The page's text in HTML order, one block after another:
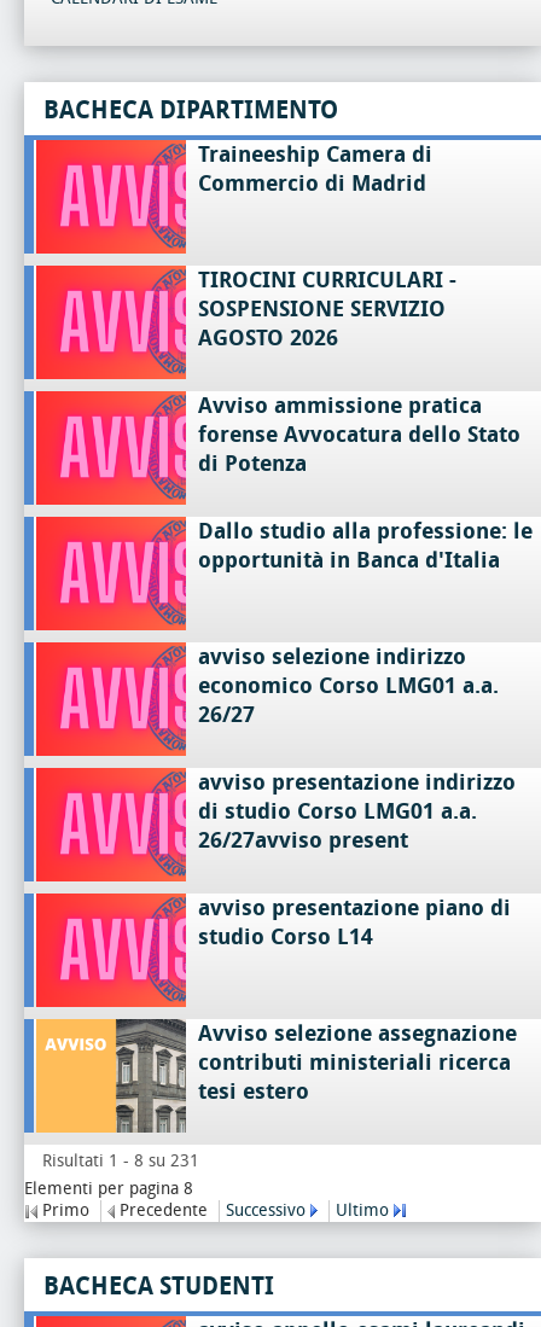
BACHECA DIPARTIMENTO
Traineeship Camera di
Commercio di Madrid
TIROCINI CURRICULARI -
SOSPENSIONE SERVIZIO
AGOSTO 2026
Avviso ammissione pratica
forense Avvocatura dello Stato
di Potenza
Dallo studio alla professione: le
opportunità in Banca d'Italia
avviso selezione indirizzo
economico Corso LMG01 a.a.
26/27
avviso presentazione indirizzo
di studio Corso LMG01 a.a.
26/27avviso present
avviso presentazione piano di
studio Corso L14
Avviso selezione assegnazione
contributi ministeriali ricerca
tesi estero
Risultati 1 - 8 su 231
Elementi per pagina 8
Primo
Precedente Successivo Ultimo
BACHECA STUDENTI